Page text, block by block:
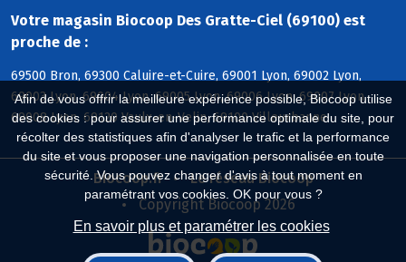
Afin de vous offrir la meilleure expérience possible, Biocoop utilise
des cookies : pour assurer une performance optimale du site, pour
récolter des statistiques afin d'analyser le trafic et la performance
du site et vous proposer une navigation personnalisée en toute
sécurité. Vous pouvez changer d'avis à tout moment en
paramétrant vos cookies. OK pour vous ?
En savoir plus et paramétrer les cookies
Votre magasin Biocoop Des Gratte-Ciel (69100) est
proche de :
69500 Bron, 69300 Caluire-et-Cuire, 69001 Lyon, 69002 Lyon,
69003 Lyon, 69004 Lyon, 69005 Lyon, 69006 Lyon, 69007 Lyon,
69008 Lyon, 69120 Vaulx-en-Velin, 69100 Villeurbanne
Biocoop.fr
Le réseau Biocoop
Copyright Biocoop 2026